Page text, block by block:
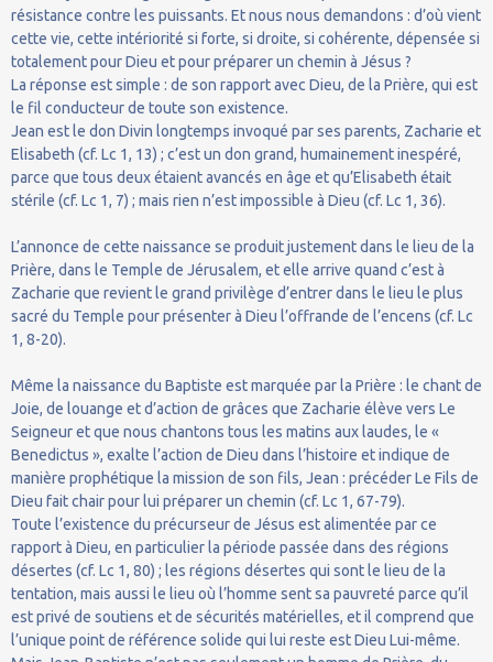
résistance contre les puissants. Et nous nous demandons : d’où vient
cette vie, cette intériorité si forte, si droite, si cohérente, dépensée si
totalement pour Dieu et pour préparer un chemin à Jésus ?
La réponse est simple : de son rapport avec Dieu, de la Prière, qui est
le fil conducteur de toute son existence.
Jean est le don Divin longtemps invoqué par ses parents, Zacharie et
Elisabeth (cf. Lc 1, 13) ; c’est un don grand, humainement inespéré,
parce que tous deux étaient avancés en âge et qu’Elisabeth était
stérile (cf. Lc 1, 7) ; mais rien n’est impossible à Dieu (cf. Lc 1, 36).
L’annonce de cette naissance se produit justement dans le lieu de la
Prière, dans le Temple de Jérusalem, et elle arrive quand c’est à
Zacharie que revient le grand privilège d’entrer dans le lieu le plus
sacré du Temple pour présenter à Dieu l’offrande de l’encens (cf. Lc
1, 8-20).
Même la naissance du Baptiste est marquée par la Prière : le chant de
Joie, de louange et d’action de grâces que Zacharie élève vers Le
Seigneur et que nous chantons tous les matins aux laudes, le «
Benedictus », exalte l’action de Dieu dans l’histoire et indique de
manière prophétique la mission de son fils, Jean : précéder Le Fils de
Dieu fait chair pour lui préparer un chemin (cf. Lc 1, 67-79).
Toute l’existence du précurseur de Jésus est alimentée par ce
rapport à Dieu, en particulier la période passée dans des régions
désertes (cf. Lc 1, 80) ; les régions désertes qui sont le lieu de la
tentation, mais aussi le lieu où l’homme sent sa pauvreté parce qu’il
est privé de soutiens et de sécurités matérielles, et il comprend que
l’unique point de référence solide qui lui reste est Dieu Lui-même.